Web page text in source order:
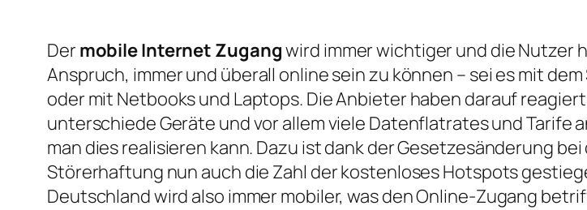
Der mobile Internet Zugangwird immer wichtiger und die Nutzer
Anspruch, immer und überall online sein zu können – sei es mit
oder mit Netbooks und Laptops. Die Anbieter haben darauf
unterschiede Geräte und vor allem viele Datenflatrates und Tarife
man dies realisieren kann. Dazu ist dank der Gesetzesänderung bei
Störerhaftung nun auch die Zahl der kostenloses Hotspots
Deutschland wird also immer mobiler, was den Online-Zugang